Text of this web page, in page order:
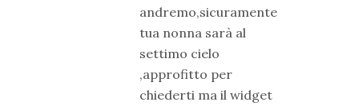
andremo,sicuramente
tua nonna sarà al
settimo cielo
,approfitto per
chiederti ma il widget